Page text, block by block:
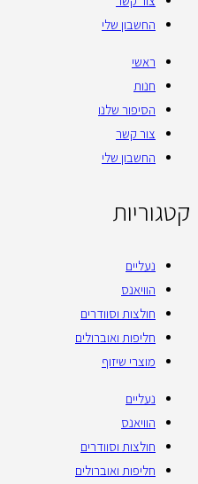
החשבון שלי
ראשי
חנות
הסיפור שלנו
צור קשר
החשבון שלי
קטגוריות
נעליים
הוויאנס
חולצות וסוודרים
חליפות ואוברולים
מוצרי שיזוף
נעליים
הוויאנס
חולצות וסוודרים
חליפות ואוברולים